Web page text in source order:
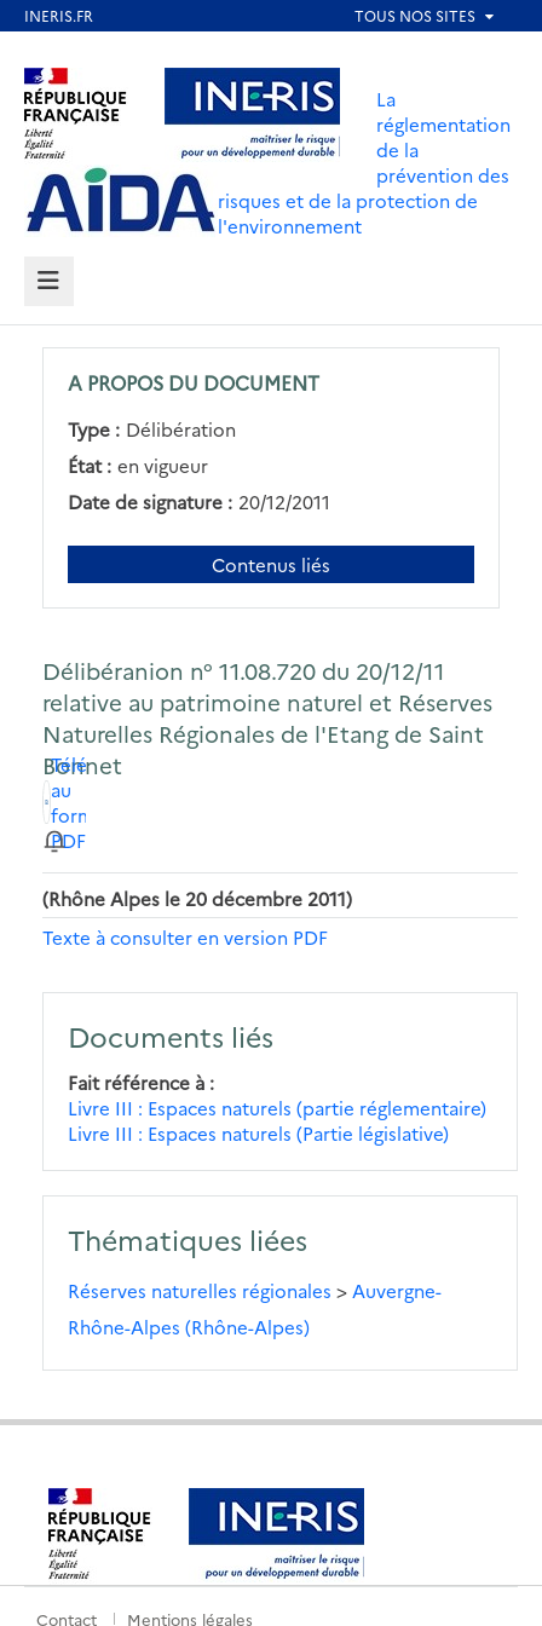
contenu
principal
Aller au contenu Aller au menu
Aller au pied de page
La
réglementation
de la
prévention des
risques et de la protection de
l'environnement
MENU
A PROPOS DU DOCUMENT
Type : Délibération
État : en vigueur
Date de signature : 20/12/2011
Contenus liés
Délibéranion n° 11.08.720 du 20/12/11
relative au patrimoine naturel et Réserves
Naturelles Régionales de l'Etang de Saint
Bonnet
Télécharger
au
format
PDF
(Rhône Alpes le 20 décembre 2011)
Texte à consulter en version PDF
Documents liés
Fait référence à
Livre III : Espaces naturels (partie réglementaire)
Livre III : Espaces naturels (Partie législative)
Thématiques liées
Réserves naturelles régionales > Auvergne-
Rhône-Alpes (Rhône-Alpes)
Contact Mentions légales